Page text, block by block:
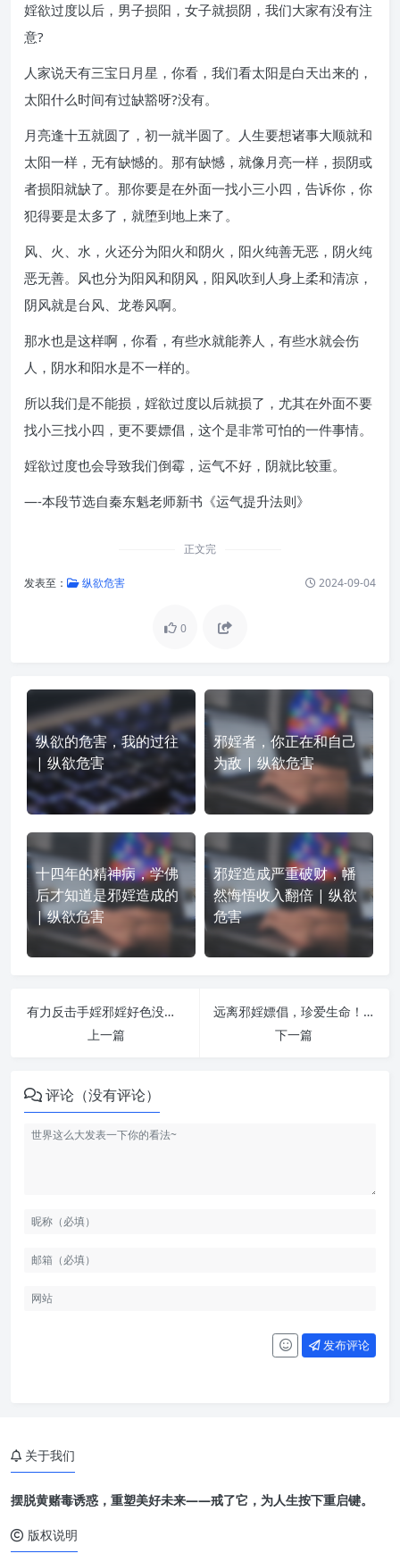
婬欲过度以后，男子损阳，女子就损阴，我们大家有没有注
意?
人家说天有三宝日月星，你看，我们看太阳是白天出来的，
太阳什么时间有过缺豁呀?没有。
月亮逢十五就圆了，初一就半圆了。人生要想诸事大顺就和
太阳一样，无有缺憾的。那有缺憾，就像月亮一样，损阴或
者损阳就缺了。那你要是在外面一找小三小四，告诉你，你
犯得要是太多了，就堕到地上来了。
风、火、水，火还分为阳火和阴火，阳火纯善无恶，阴火纯
恶无善。风也分为阳风和阴风，阳风吹到人身上柔和清凉，
阴风就是台风、龙卷风啊。
那水也是这样啊，你看，有些水就能养人，有些水就会伤
人，阴水和阳水是不一样的。
所以我们是不能损，婬欲过度以后就损了，尤其在外面不要
找小三找小四，更不要嫖倡，这个是非常可怕的一件事情。
婬欲过度也会导致我们倒霉，运气不好，阴就比较重。
—-本段节选自秦东魁老师新书《运气提升法则》
正文完
发表至： 纵欲危害 2024-09-04
0
纵欲的危害，我的过往
| 纵欲危害
邪婬者，你正在和自己
为敌 | 纵欲危害
十四年的精神病，学佛
后才知道是邪婬造成的
| 纵欲危害
邪婬造成严重破财，幡
然悔悟收入翻倍 | 纵欲
危害
有力反击手婬邪婬好色没有危害的谬论 | 纵欲危害
上一篇
远离邪婬嫖倡，珍爱生命！ | 纵欲危害
下一篇
评论（没有评论）
发布评论
关于我们
摆脱黄赌毒诱惑，重塑美好未来——戒了它，为人生按下重启键。
版权说明